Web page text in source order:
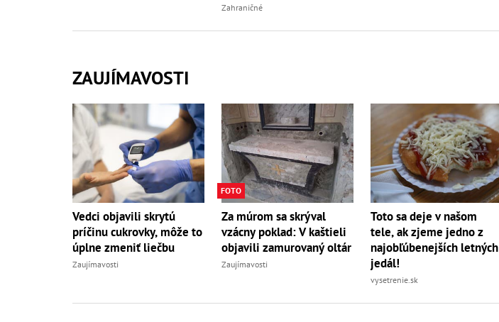
Zahraničné
ZAUJÍMAVOSTI
Vedci objavili skrytú
príčinu cukrovky, môže to
úplne zmeniť liečbu
Zaujímavosti
FOTO
Za múrom sa skrýval
vzácny poklad: V kaštieli
objavili zamurovaný oltár
Zaujímavosti
Toto sa deje v našom
tele, ak zjeme jedno z
najobľúbenejších letných
jedál!
vysetrenie.sk